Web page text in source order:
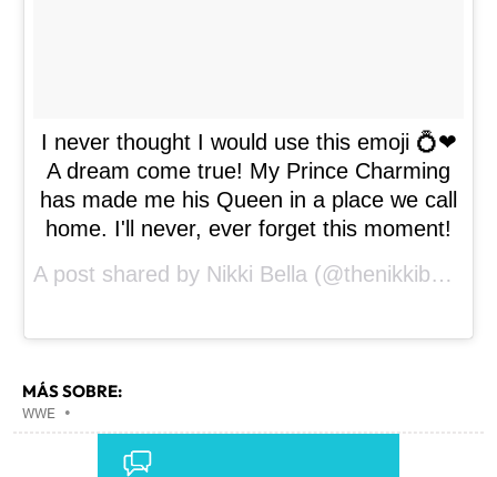
I never thought I would use this emoji 💍❤
A dream come true! My Prince Charming
has made me his Queen in a place we call
home. I'll never, ever forget this moment!
A post shared by Nikki Bella (@thenikkibella) on
MÁS SOBRE:
WWE •